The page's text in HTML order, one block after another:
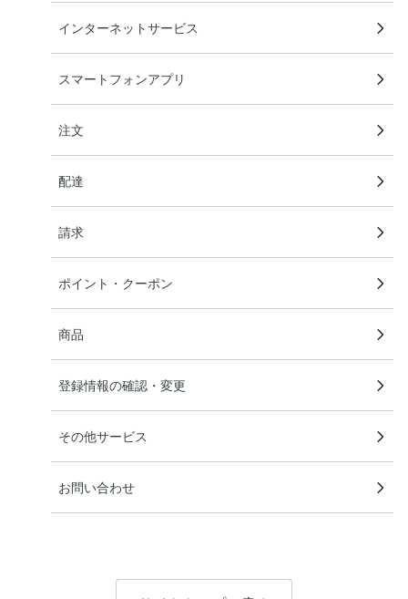
インターネットサービス
スマートフォンアプリ
注文
配達
請求
ポイント・クーポン
商品
登録情報の確認・変更
その他サービス
お問い合わせ